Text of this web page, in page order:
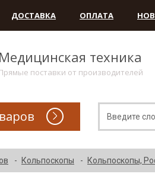
ДОСТАВКА ОПЛАТА
Медицинская техника
поставки от производителей
Кольпоскопы Кольпоскопы,